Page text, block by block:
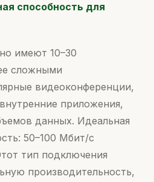
способность для
имеют 10–30
сложными
видеоконференции,
приложения,
данных. Идеальная
50–100 Мбит/с
тип подключения
производительность,